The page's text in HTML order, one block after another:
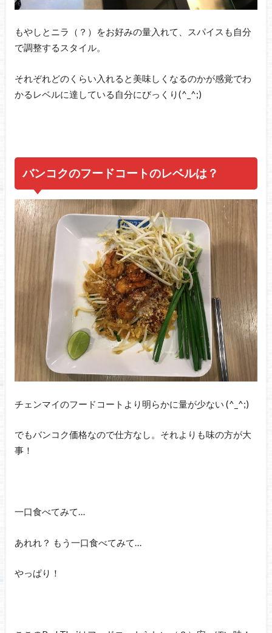
もやしとニラ（？）をお好みの量入れて、スパイスも自分
で調整するスタイル。
それぞれどのくらい入れると美味しくなるのかが感覚でわ
かるレベルに達している自分にびっくり(^_^;)
バンコクのフードコートのレベルは？
チェンマイのフードコートより明らかに量が少ない (^_^;)
でもバンコク価格なので仕方なし。それよりも味の方が大
事！
一口食べてみて…
あれれ？ もう一口食べてみて…
やっぱり！